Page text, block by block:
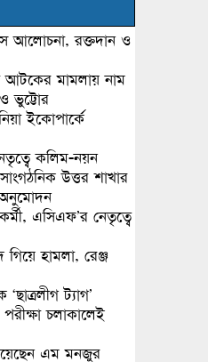
আলোচনা, রক্তদান ও
আটকের মামলায় নাম
ভুট্টোর
ইকোপার্কে
কলিম-নয়ন
উত্তর শাখার
অনুমোদন
এসিএফ’র নেতৃত্বে
হামলা, রেঞ্জ
ট্যাগ’
চলাকালেই
এম মনজুর